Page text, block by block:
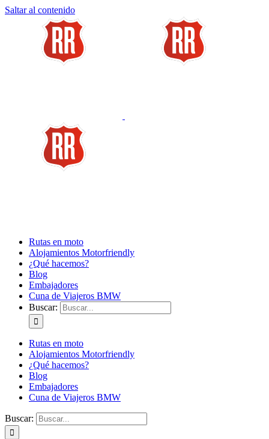
Saltar al contenido
Rutas en moto
Alojamientos Motorfriendly
¿Qué hacemos?
Blog
Embajadores
Cuna de Viajeros BMW
Buscar:
Rutas en moto
Alojamientos Motorfriendly
¿Qué hacemos?
Blog
Embajadores
Cuna de Viajeros BMW
Buscar: